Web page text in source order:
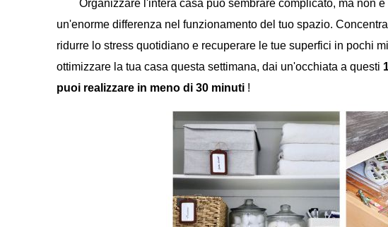
Organizzare l'intera casa può sembrare complicato, ma non
un'enorme differenza nel funzionamento del tuo spazio.
ridurre lo stress quotidiano e recuperare le tue superfici in pochi
ottimizzare la tua casa questa settimana, dai un'occhiata a questi
puoi realizzare in meno di 30 minuti !